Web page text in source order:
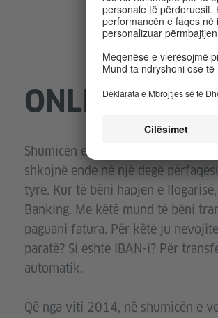
ONLINE-
Shumicën e gjërave me bankën i
shkojnë ende në një degë
tyre. Kur të bëni hapjen e
Banking. Me këtë mund të bëni
paguani fatura. Për këtë ju
paratë? Si është IBAN-i? Për
automatik.
Që nga viti 2014, në shumicën e